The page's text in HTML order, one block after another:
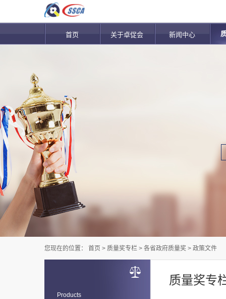
首页 关于卓促会 新闻中心
Products
质量奖专
您现在的位置： 首页 > 质量奖专栏 > 各省政府质量奖 > 政策文件